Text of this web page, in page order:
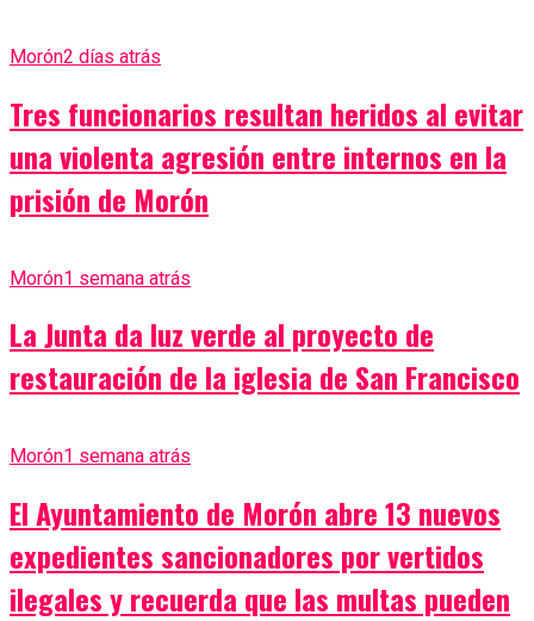
Morón2 días atrás
Tres funcionarios resultan heridos al evitar
una violenta agresión entre internos en la
prisión de Morón
Morón1 semana atrás
La Junta da luz verde al proyecto de
restauración de la iglesia de San Francisco
Morón1 semana atrás
El Ayuntamiento de Morón abre 13 nuevos
expedientes sancionadores por vertidos
ilegales y recuerda que las multas pueden